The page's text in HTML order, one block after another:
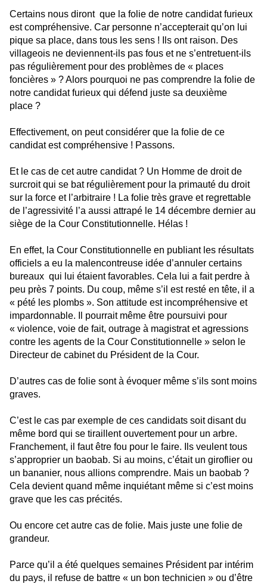
Certains nous diront que la folie de notre candidat furieux
est compréhensive. Car personne n’accepterait qu’on lui
pique sa place, dans tous les sens ! Ils ont raison. Des
villageois ne deviennent-ils pas fous et ne s’entretuent-ils
pas régulièrement pour des problèmes de « places
foncières » ? Alors pourquoi ne pas comprendre la folie de
notre candidat furieux qui défend juste sa deuxième
place ?
Effectivement, on peut considérer que la folie de ce
candidat est compréhensive ! Passons.
Et le cas de cet autre candidat ? Un Homme de droit de
surcroit qui se bat régulièrement pour la primauté du droit
sur la force et l’arbitraire ! La folie très grave et regrettable
de l’agressivité l’a aussi attrapé le 14 décembre dernier au
siège de la Cour Constitutionnelle. Hélas !
En effet, la Cour Constitutionnelle en publiant les résultats
officiels a eu la malencontreuse idée d’annuler certains
bureaux qui lui étaient favorables. Cela lui a fait perdre à
peu près 7 points. Du coup, même s’il est resté en tête, il a
« pété les plombs ». Son attitude est incompréhensive et
impardonnable. Il pourrait même être poursuivi pour
« violence, voie de fait, outrage à magistrat et agressions
contre les agents de la Cour Constitutionnelle » selon le
Directeur de cabinet du Président de la Cour.
D’autres cas de folie sont à évoquer même s’ils sont moins
graves.
C’est le cas par exemple de ces candidats soit disant du
même bord qui se tiraillent ouvertement pour un arbre.
Franchement, il faut être fou pour le faire. Ils veulent tous
s’approprier un baobab. Si au moins, c’était un giroflier ou
un bananier, nous allions comprendre. Mais un baobab ?
Cela devient quand même inquiétant même si c’est moins
grave que les cas précités.
Ou encore cet autre cas de folie. Mais juste une folie de
grandeur.
Parce qu’il a été quelques semaines Président par intérim
du pays, il refuse de battre « un bon technicien » ou d’être